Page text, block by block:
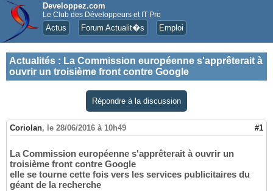
Developpez.com
Le Club des Développeurs et IT Pro
Actus Forum Actualit�s Emploi
Actualités : La Commission européenne s'apprêterait à
ouvrir un troisième front contre Google
Répondre à la discussion
Coriolan, le 28/06/2016 à 10h49 #1
La Commission européenne s'apprêterait à ouvrir un
troisième front contre Google
elle se tourne cette fois vers les services publicitaires du
géant de la recherche